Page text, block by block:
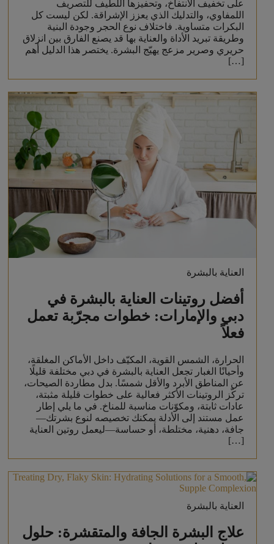
على تخفيف الانتفاخ، وتحفيزها اللطيف للتصريف
اللمفاوي، والتدليك الذي يعزز الإشراقة. لكن ليست كل
البكرات متساوية. فاختلاف نوع الحجر وجودة البنية
وطريقة تبريد الأداة والعناية بها قد يصنع الفارق بين انزلاق
حريري وصرير مزعج يهيّج البشرة. يختصر هذا الدليل أهم
[…]
العناية بالبشرة
أفضل روتينات العناية بالبشرة في
دبي والإمارات: خطوات مجرّبة تعمل
فعلاً
الحرارة، الشمس القوية، المكيّف داخل الأماكن المغلقة،
وأحيانًا الغبار تجعل العناية بالبشرة في دبي مختلفة قليلًا
عن المناطق الأبرد والأقل شمسًا. بدل مطاردة الصيحات،
تركّز الروتينات الأكثر فعالية على خطوات قليلة مثبتة،
عادات ثابتة، ومكوّنات مناسبة للمناخ. في ما يلي إطار
عمل مستند إلى الأدلة يمكنك تخصيصه لنوع بشرتك—
جافة، دهنية، مختلطة، أو حساسة—ليعمل روتين العناية
[…]
العناية بالبشرة
علاج البشرة الجافة والمتقشرة: حلول